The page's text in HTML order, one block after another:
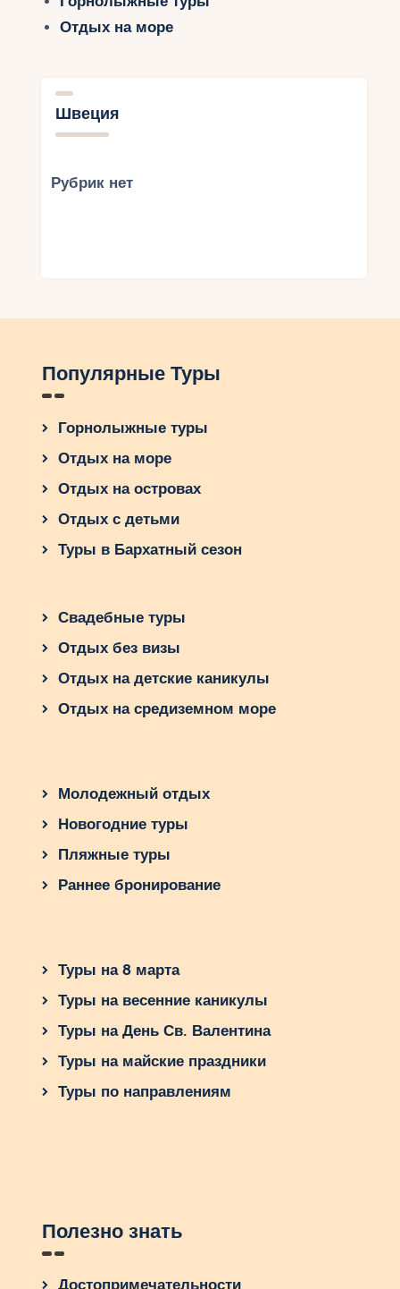
Отдых на море
Швеция
Рубрик нет
Популярные Туры
Горнолыжные туры
Отдых на море
Отдых на островах
Отдых с детьми
Туры в Бархатный сезон
Свадебные туры
Отдых без визы
Отдых на детские каникулы
Отдых на средиземном море
Молодежный отдых
Новогодние туры
Пляжные туры
Раннее бронирование
Туры на 8 марта
Туры на весенние каникулы
Туры на День Св. Валентина
Туры на майские праздники
Туры по направлениям
Полезно знать
Достопримечательности